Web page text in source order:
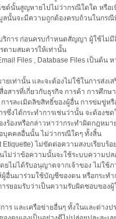
ต์นั้นสูญหายไปไม่ว่ากรณีใดใด หรือ
นั้นจะมีความถูกต้องครบถ้วนในกร
ริการ ก่อนครบกำหนดสัญญา ผู้ใช้ไม่
ตามสมควรให้เท่านั้น
Files , Database Files เป็นต้น
เท่านั้น และจะต้องไม่ใช้ในการส่ง
สารที่เกี่ยวกับธุรกิจ การค้า การศึก
ารละเมิดลิขสิทธิ์ของผู้อื่น การข่มขู่
งได้กระทำการเช่นว่านั้น จะต้องช
องหรือกล่าวหาว่ากระทำผิดกฎหม
บุคคลอื่นนั้น ไม่ว่ากรณีใดๆ ทั้งสิ้น
ไม่ขัดต่อความสงบเรียบร้
ม่ว่าข้อความนั้นจะใช้ระบบความป
ยไม่ได้รับอนุญาตจากเจ้าของ ไม่ใ
นมาร่วมใช้บัญชีของตน หรือกระทำ
ยอมรับว่าเป็นความรับผิดชอบของ
ร และเครือข่ายอื่นๆ ทั้งในและต่า